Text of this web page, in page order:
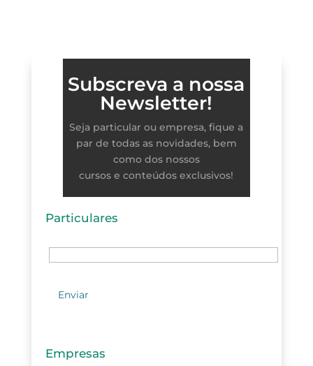
Subscreva a nossa
Newsletter!
Seja particular ou empresa, fique a
par de todas as novidades, bem
como dos nossos
cursos e conteúdos exclusivos!
Particulares
Empresas